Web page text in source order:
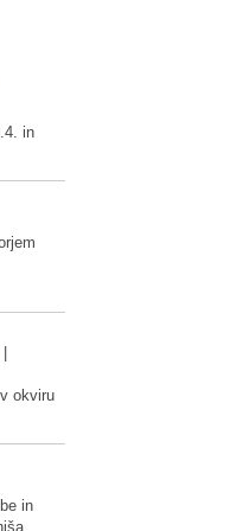
in
okviru
in